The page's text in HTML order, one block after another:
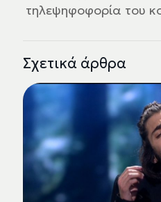
τηλεψηφοφορία του
Σχετικά άρθρα